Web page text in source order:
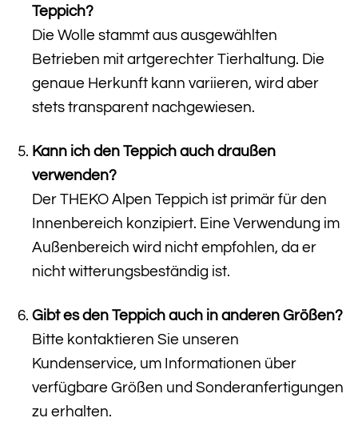
Teppich?
Die Wolle stammt aus ausgewählten
Betrieben mit artgerechter Tierhaltung. Die
genaue Herkunft kann variieren, wird aber
stets transparent nachgewiesen.
Kann ich den Teppich auch draußen
verwenden?
Der THEKO Alpen Teppich ist primär für den
Innenbereich konzipiert. Eine Verwendung im
Außenbereich wird nicht empfohlen, da er
nicht witterungsbeständig ist.
Gibt es den Teppich auch in anderen Größen?
Bitte kontaktieren Sie unseren
Kundenservice, um Informationen über
verfügbare Größen und Sonderanfertigungen
zu erhalten.